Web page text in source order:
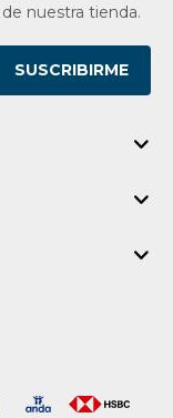
nuestra tienda.
SUSCRIBIRME